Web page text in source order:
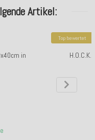
Artikel:
in
Top bewertet